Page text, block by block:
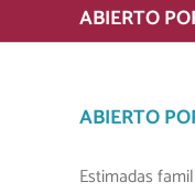
ABIERTO
ABIERTO
Estimadas